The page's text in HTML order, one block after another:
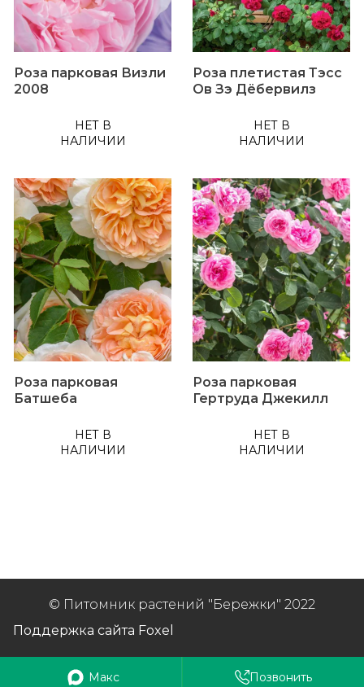
Роза парковая Визли
2008
НЕТ В
НАЛИЧИИ
Роза плетистая Тэсс
Ов Зэ Дёбервилз
НЕТ В
НАЛИЧИИ
Роза парковая
Батшеба
НЕТ В
НАЛИЧИИ
Роза парковая
Гертруда Джекилл
НЕТ В
НАЛИЧИИ
© Питомник растений "Бережки" 2022
Поддержка сайта Foxel
Макс Позвонить